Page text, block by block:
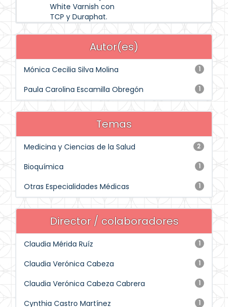
White Varnish con
TCP y Duraphat.
Autor(es)
1
Mónica Cecilia Silva Molina
1
Paula Carolina Escamilla Obregón
Temas
2
Medicina y Ciencias de la Salud
1
Bioquímica
1
Otras Especialidades Médicas
Director / colaboradores
1
Claudia Mérida Ruíz
1
Claudia Verónica Cabeza
1
Claudia Verónica Cabeza Cabrera
1
Cynthia Castro Martínez